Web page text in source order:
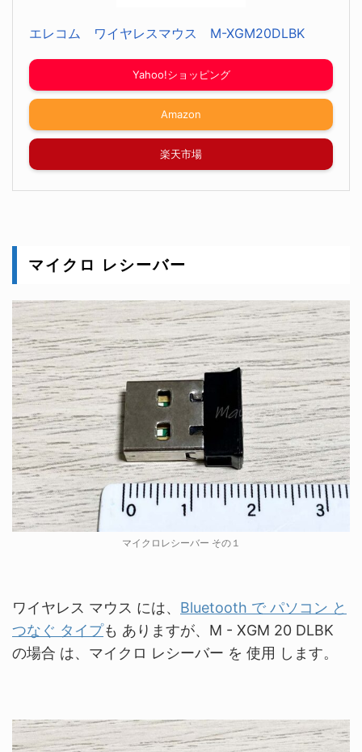
エレコム ワイヤレスマウス M-XGM20DLBK
Yahoo!ショッピング
Amazon
楽天市場
マイクロ レシーバー
マイクロレシーバー その１
ワイヤレス マウス には、 Bluetooth で パソコン と
つなぐ タイプも ありますが、M - XGM 20 DLBK
の場合 は、マイクロ レシーバー を 使用 します。